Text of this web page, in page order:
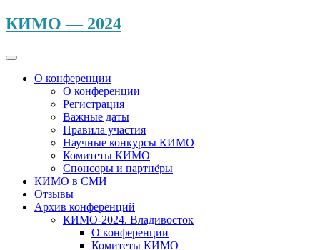
КИМО — 2024
О конференции
О конференции
Регистрация
Важные даты
Правила участия
Научные конкурсы КИМО
Комитеты КИМО
Спонсоры и партнёры
КИМО в СМИ
Отзывы
Архив конференций
КИМО-2024. Владивосток
О конференции
Комитеты КИМО